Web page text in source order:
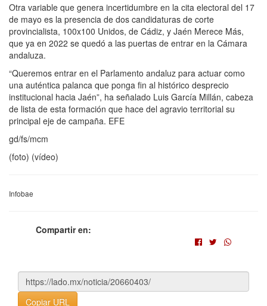
Otra variable que genera incertidumbre en la cita electoral del 17
de mayo es la presencia de dos candidaturas de corte
provincialista, 100x100 Unidos, de Cádiz, y Jaén Merece Más,
que ya en 2022 se quedó a las puertas de entrar en la Cámara
andaluza.
“Queremos entrar en el Parlamento andaluz para actuar como
una auténtica palanca que ponga fin al histórico desprecio
institucional hacia Jaén”, ha señalado Luis García Millán, cabeza
de lista de esta formación que hace del agravio territorial su
principal eje de campaña. EFE
gd/fs/mcm
(foto) (vídeo)
Infobae
Compartir en:
Copiar URL